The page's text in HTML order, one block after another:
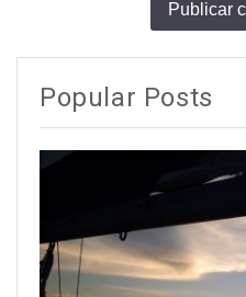
Popular Posts